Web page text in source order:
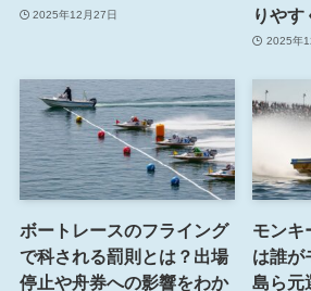
2025年12月27日
りやす
2025年
ボートレースのフライング
で科される罰則とは？出場
停止や舟券への影響をわか
モンキ
は誰が
島ら元